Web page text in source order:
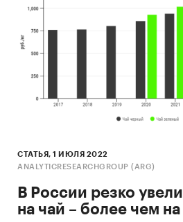
СТАТЬЯ, 1 ИЮЛЯ 2022
ANALYTICRESEARCHGROUP (ARG)
В России резко
на чай – более чем на